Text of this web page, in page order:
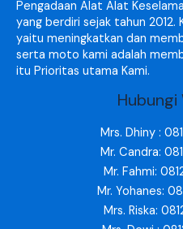
Pengadaan Alat Alat
yang berdiri sejak tahun 2012.
yaitu meningkatkan dan
serta moto kami adalah
itu Prioritas utama Kami.
Hubungi
Mrs. Dhiny :
Mr. Candra:
Mr. Fahmi:
Mr. Yohanes:
Mrs. Riska: